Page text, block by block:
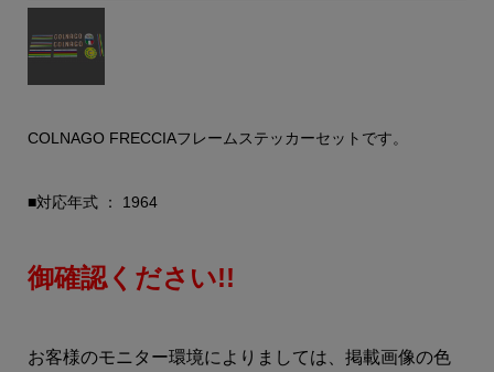
COLNAGO FRECCIAフレームステッカーセットです。
■対応年式 ： 1964
御確認ください!!
お客様のモニター環境によりましては、掲載画像の色